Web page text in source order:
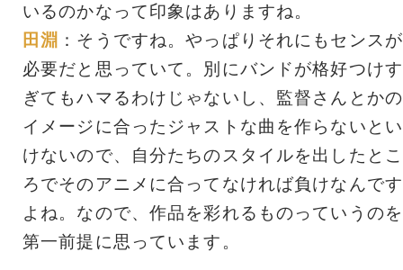
いるのかなって印象はありますね。
田淵 ：そうですね。やっぱりそれにもセンスが
必要だと思っていて。別にバンドが格好つけす
ぎてもハマるわけじゃないし、監督さんとかの
イメージに合ったジャストな曲を作らないとい
けないので、自分たちのスタイルを出したとこ
ろでそのアニメに合ってなければ負けなんです
よね。なので、作品を彩れるものっていうのを
第一前提に思っています。